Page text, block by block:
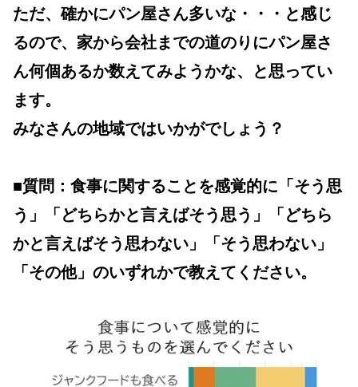
ただ、確かにパン屋さん多いな・・・と感じ
るので、家から会社までの道のりにパン屋さ
ん何個あるか数えてみようかな、と思ってい
ます。
みなさんの地域ではいかがでしょう？
■質問：食事に関することを感覚的に「そう思
う」「どちらかと言えばそう思う」「どちら
かと言えばそう思わない」「そう思わない」
「その他」のいずれかで教えてください。